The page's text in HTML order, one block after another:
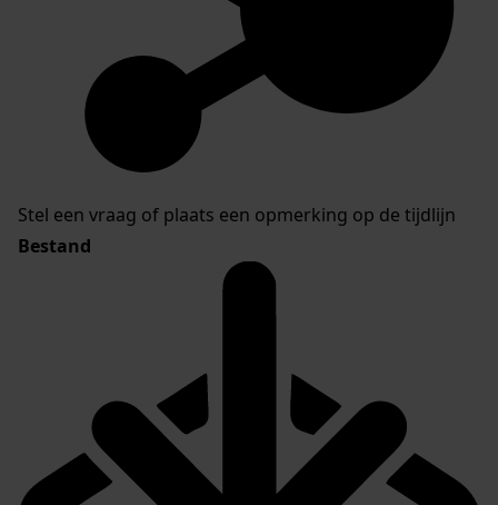
Stel een vraag of plaats een opmerking op de tijdlijn
Bestand